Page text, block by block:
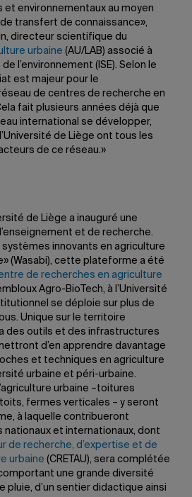
et environnementaux au moyen
transfert de connaissance»,
directeur scientifique du
urbaine (AU/LAB) associé à
l’environnement (ISE). Selon le
est majeur pour le
de centres de recherche en
fait plusieurs années déjà que
international se développer,
de Liège ont tous les
de ce réseau.»
de Liège a inauguré une
et de recherche.
systèmes innovants en agriculture
(Wasabi), cette plateforme a été
de recherches en agriculture
Agro-BioTech, à l’Université
se déploie sur plus de
Unique sur le territoire
des outils et des infrastructures
d’en apprendre davantage
et techniques en agriculture
urbaine et péri-urbaine.
urbaine –toitures
fermes verticales – y seront
à laquelle contribueront
et internationaux, dont
de recherche, d’expertise et de
urbaine (CRETAU), sera complétée
une grande diversité
pluie, d’un sentier didactique ainsi